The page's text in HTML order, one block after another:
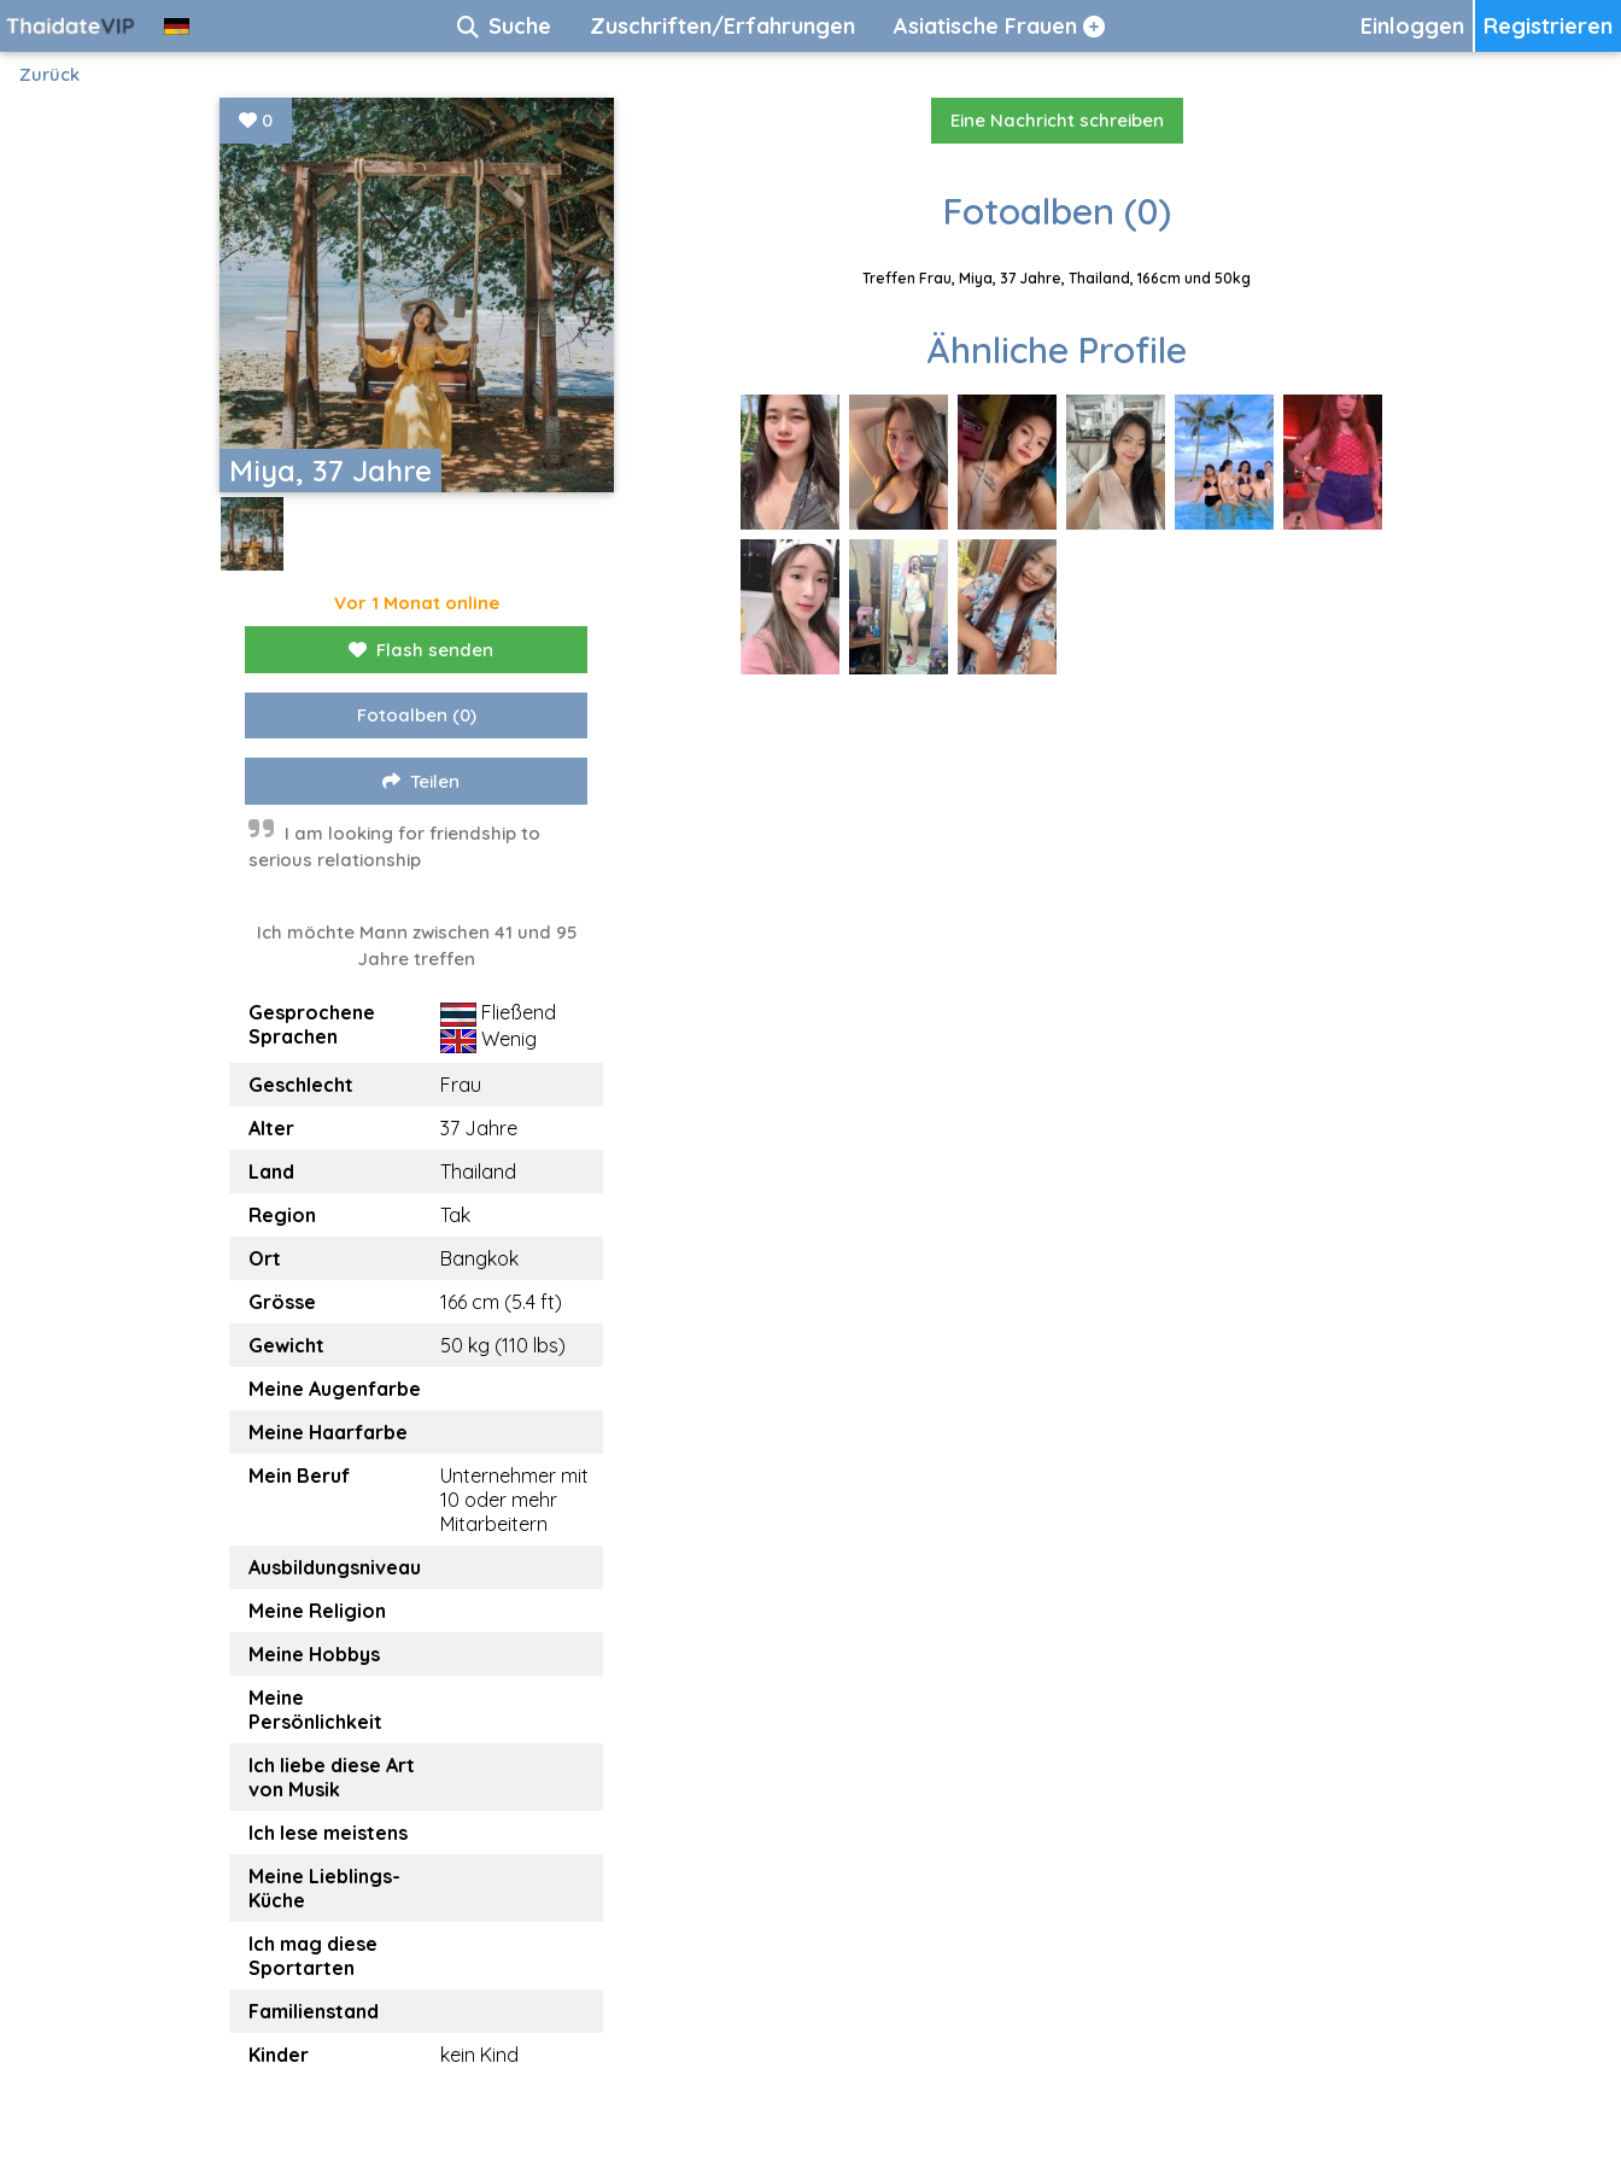
Registrieren
Einloggen
Suche Zuschriften/Erfahrungen Asiatische Frauen
Zurück
Miya, 37 Jahre
0
Vor 1 Monat online
Flash senden
Fotoalben (0)
Teilen
I am looking for friendship to
serious relationship
Ich möchte Mann zwischen 41 und 95
Jahre treffen
Gesprochene
Sprachen
Fließend
Wenig
Geschlecht
Frau
Alter
37 Jahre
Land
Thailand
Region
Tak
Ort
Bangkok
Grösse
166 cm (5.4 ft)
Gewicht
50 kg (110 lbs)
Meine Augenfarbe
Meine Haarfarbe
Mein Beruf
Unternehmer mit
10 oder mehr
Mitarbeitern
Ausbildungsniveau
Meine Religion
Meine Hobbys
Meine
Persönlichkeit
Ich liebe diese Art
von Musik
Ich lese meistens
Meine Lieblings-
Küche
Ich mag diese
Sportarten
Familienstand
Kinder
kein Kind
Eine Nachricht schreiben
Fotoalben (0)
Treffen Frau, Miya, 37 Jahre, Thailand, 166cm und 50kg
Ähnliche Profile